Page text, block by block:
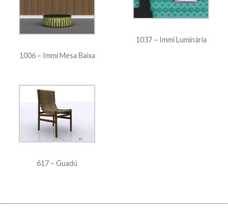
1006 – Immi Mesa Baixa
1037 – Immi Luminária
617 – Guadú